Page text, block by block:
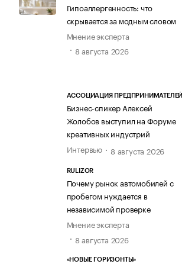
Гипоаллергенность: что
скрывается за модным словом
Мнение эксперта
8 августа 2026
АССОЦИАЦИЯ ПРЕДПРИНИМАТЕЛЕЙ
Бизнес-спикер Алексей
Жолобов выступил на Форуме
креативных индустрий
Интервью
8 августа 2026
RULIZOR
Почему рынок автомобилей с
пробегом нуждается в
независимой проверке
Мнение эксперта
8 августа 2026
«НОВЫЕ ГОРИЗОНТЫ»